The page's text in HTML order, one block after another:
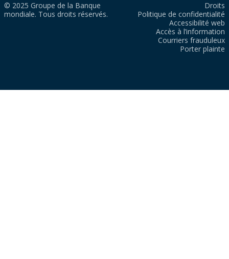
© 2025 Groupe de la Banque
mondiale. Tous droits réservés.
Droits
Politique de confidentialité
Accessibilité web
Accès à l’information
Courriers frauduleux
Porter plainte